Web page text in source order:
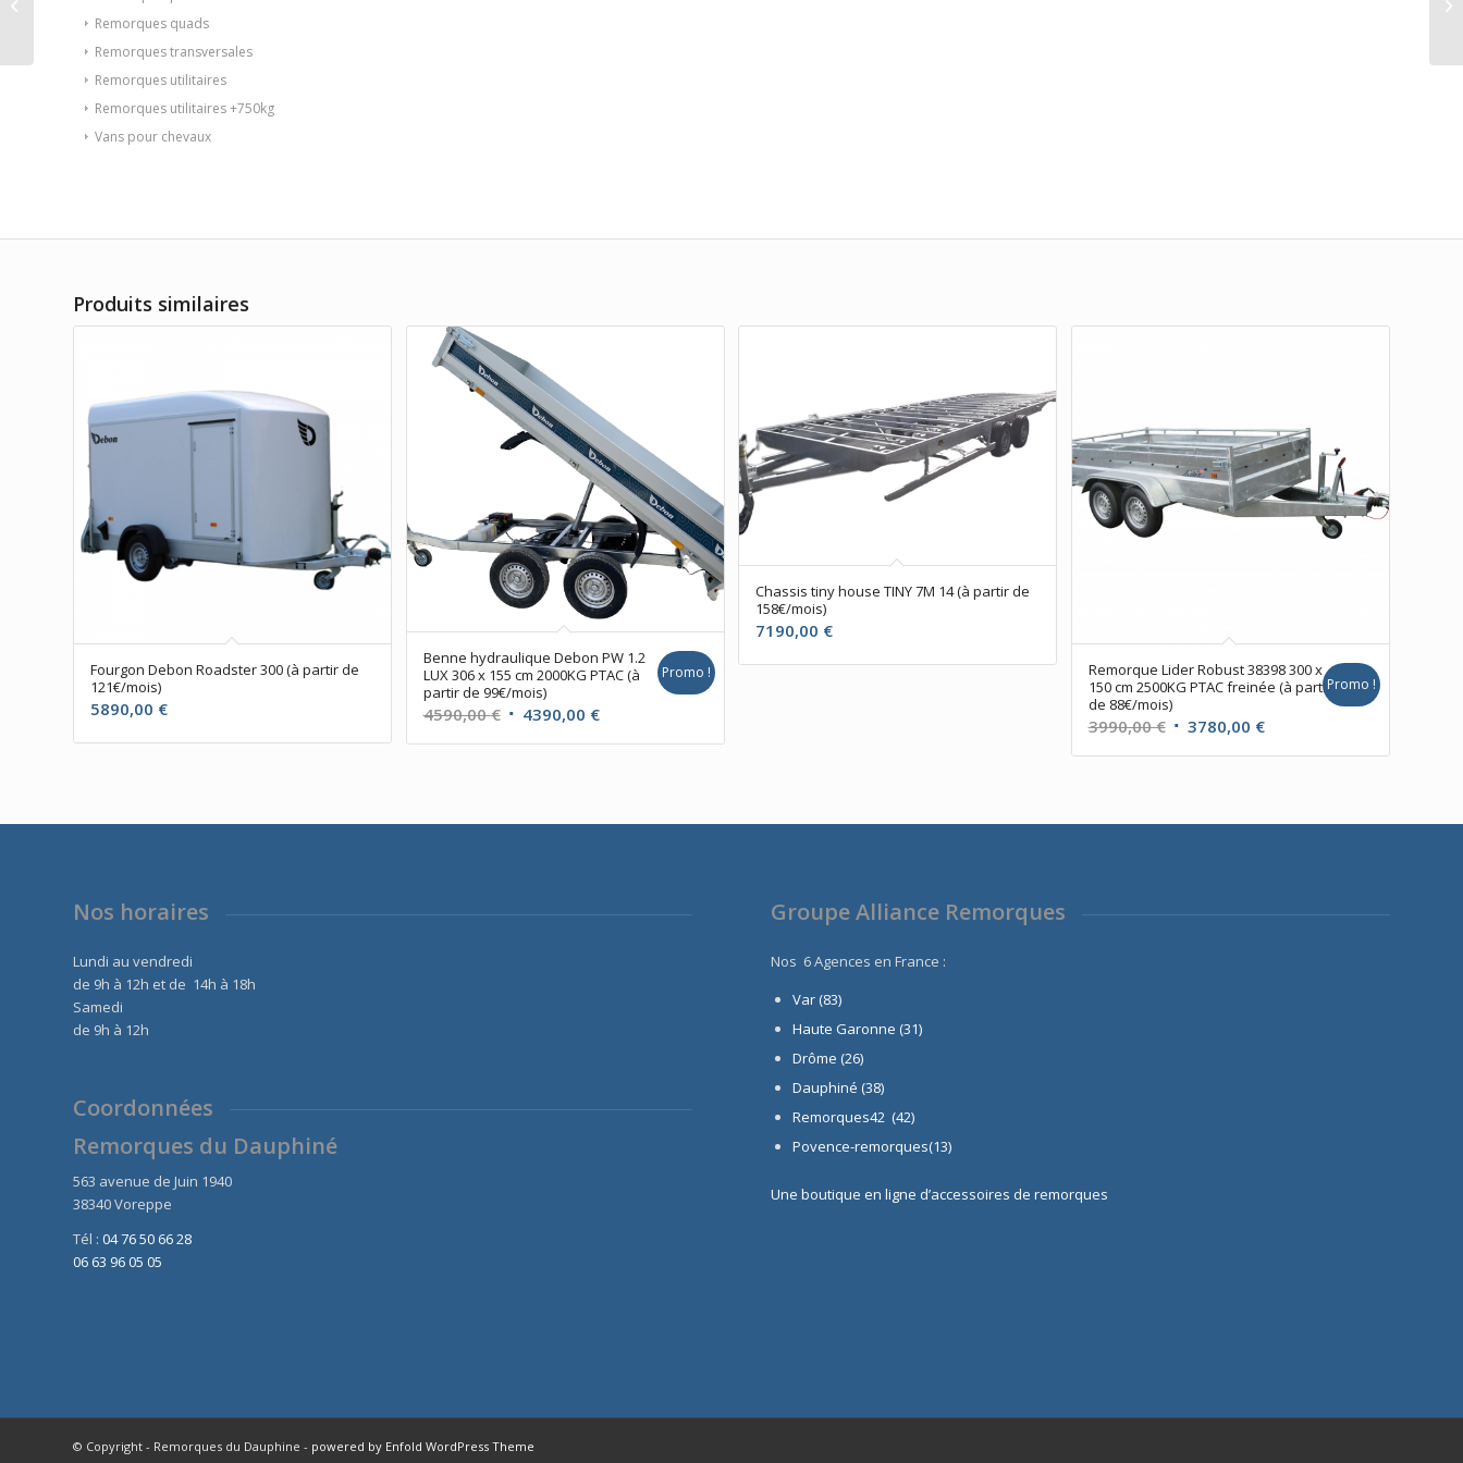
Remorques quads
Remorques transversales
Remorques utilitaires
Remorques utilitaires +750kg
Vans pour chevaux
Produits similaires
Fourgon Debon Roadster 300 (à partir de
121€/mois)
5890,00 €
Benne hydraulique Debon PW 1.2
LUX 306 x 155 cm 2000KG PTAC (à
partir de 99€/mois)
4590,00€ Le
prix
4390,00 €Le
prix
Promo !
Chassis tiny house TINY 7M 14 (à partir de
158€/mois)
7190,00 €
Remorque Lider Robust 38398 300 x
150 cm 2500KG PTAC freinée (à partir
de 88€/mois)
3990,00€ Le
prix
3990,00 €.
3780,00 €Le
prix
3780,00 €.
Promo !
Nos horaires
Lundi au vendredi
de 9h à 12h et de 14h à 18h
Samedi
de 9h à 12h
Coordonnées
Remorques du Dauphiné
563 avenue de Juin 1940
38340 Voreppe
Tél : 04 76 50 66 28
06 63 96 05 05
Groupe Alliance Remorques
Nos 6 Agences en France :
Var (83)
Haute Garonne (31)
Drôme (26)
Dauphiné (38)
Remorques42 (42)
Povence-remorques(13)
Une boutique en ligne d’accessoires de remorques
© Copyright - Remorques du Dauphine - powered by Enfold WordPress Theme
ELECTRIQUE 256 x 148